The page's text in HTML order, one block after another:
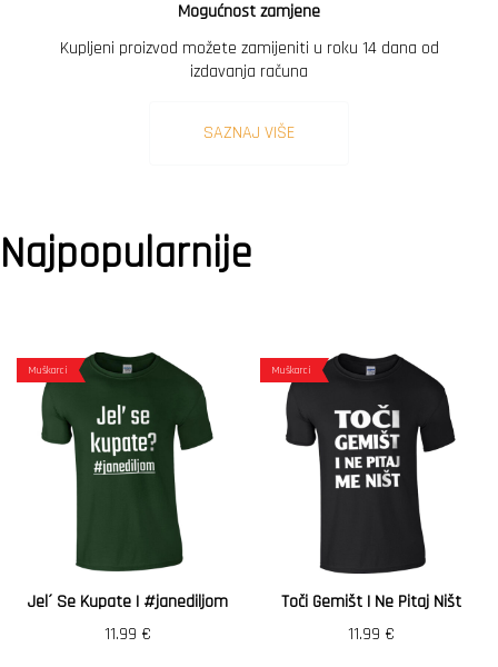
Mogućnost zamjene
Kupljeni proizvod možete zamijeniti u roku 14 dana od
izdavanja računa
SAZNAJ VIŠE
Najpopularnije
Muškarci
Jel´ Se Kupate | #janediljom
11.99 €
Muškarci
Toči Gemišt I Ne Pitaj Ništ
11.99 €